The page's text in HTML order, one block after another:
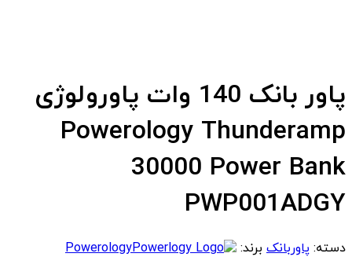
پاور بانک 140 وات پاورولوژی
Powerology Thunderamp
30000 Power Bank
PWP001ADGY
دسته: پاوربانک برند:
Powerology